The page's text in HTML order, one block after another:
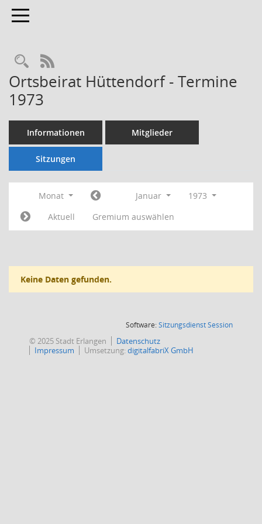
Toggle navigation
Rechercheauswahl
RSS-Feed
Ortsbeirat Hüttendorf - Termine
1973
Informationen Mitglieder
Sitzungen
Monat Januar
1973
Aktuell
Gremium auswählen
Keine Daten gefunden.
Software:SitzungsdienstSession(Wird in
© 2025 Stadt Erlangen
Datenschutz
Impressum
Umsetzung:digitalfabriX GmbH